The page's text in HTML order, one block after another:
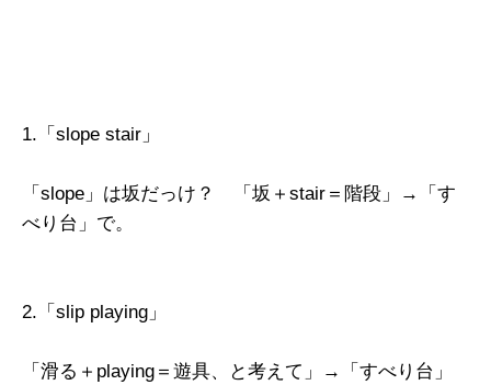
1.「slope stair」
「slope」は坂だっけ？ 「坂＋stair＝階段」→「す
べり台」で。
2.「slip playing」
「滑る＋playing＝遊具、と考えて」→「すべり台」